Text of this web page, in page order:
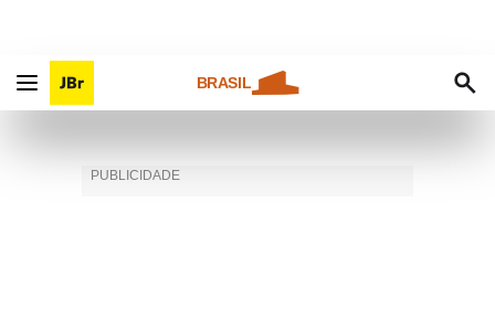
BRASIL